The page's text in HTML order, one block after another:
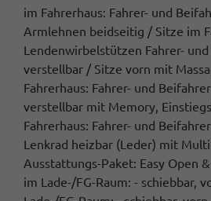
im Fahrerhaus: Fahrer- und
Armlehnen beidseitig / Sitze im
Lendenwirbelstützen Fahrer-
verstellbar / Sitze vorn mit
Fahrerhaus: Fahrer- und
verstellbar mit Memory,
Fahrerhaus: Fahrer- und
Lenkrad heizbar (Leder) mit
Ausstattungs-Paket: Easy Open
im Lade-/FG-Raum: - schiebbar,